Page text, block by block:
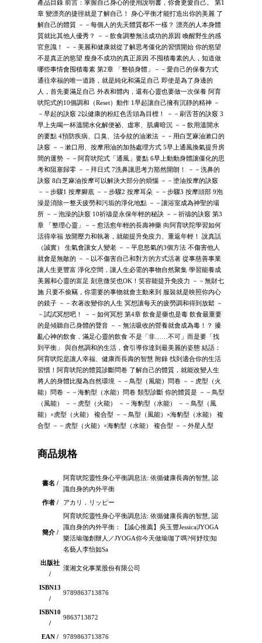
產品目錄 前言：掌握自己身心的使用說明書，你會更愛自己。 第1
章 變漂亮的捷徑就是了解自己！ 身心平衡才能打造出你的美麗 了
解自己的體質 －－每個人的先天體質都不一樣？ 漂亮的人本身體
質就比其他人優秀？ －－飲食調整無法成功的原因 喚醒野生的感
官意識！ －－美麗和健康就從了解思考僵化的習慣開始 你的慾望
不是真正的慾望 瘦身不成功的真正原因 不囤積毒素的人，知道做
哪些事情會囤積毒素 第2章 「整頓身體」－－愛自己的保養方式
通往幸福的唯一道路，就是純化和滿足自己 即使是為了身邊的
人，首先要滿足自己 外表和體內，還有心靈也要做一次保養 阿育
吠陀式的10個調和（Reset）動作 1早起讓自己擁有沉靜的精神 －
－早起的訣竅 2以健康的粉紅色舌頭為目標！ －－刷舌苔的訣竅 3
早上先喝一杯溫開水化解便祕、虛寒、肌膚暗沉 －－飲用溫開水
的要點 4預防疾病、口臭、法令紋的油漱法 －－用白芝麻油漱口的
訣竅 －－漱口用、按摩用油的加熱處理方式 5早上通風換氣提升房
間的運勢 －－阿育吠陀式「通風」要點 6早上動動身體讓僵化的思
考和阻塞歸零 －－拜日式 7洗鼻讓思考力豁然開朗！ －－洗鼻的
訣竅 8白芝麻油按摩可以解決大部分的煩惱 －－塗油按摩的訣竅
－－步驟1 按摩腳底 －－步驟2 按摩耳朵 －－步驟3 按摩頭部 9泡
澡是消除一整天疲勞和污垢的淨化地點 －－讓浴室成為神聖的場
所 －－泡澡的訣竅 10祈禱是永保年輕的秘訣 －－祈禱的訣竅 第3
章 「整理心靈」－－愈活愈年輕的長壽神藥 向阿育吠陀學習如何
活得幸福 放開壓力和執著，就能提升免疫力、重返年輕！ 說真話
（誠實） 生氣會讓女人變老 －－平息怒氣的3個方法 不傷害他人
就會是無敵的 －－以不傷害自己和對方的方式活著 從事慈善事業
讓人生更豐富 淨化空間，讓人生必需的事物自然聚集 學習能養成
美麗和心靈的富足 刻意微笑也OK！笑容能提升免疫力 －－無財七
施 只要不偷竊，你需要的事物就會主動來到 服裝就是映照你內心
的鏡子 －－衣著改變你的人生 冥想讓每天的疲勞調和得到放鬆 －
－試試冥想吧！ －－如何冥想 第4章 飲食是藥也是毒 飲食最重要
的是傾聽自己身體的聲音 －－無法吸收的營養就會成為毒！？ 擾
亂心神的飲食．滿足心靈的飲食 不是「非……不可」而是要「找
到平衡」 與自然調和的生活，會引導你達到最美麗的姿態 結語：
阿育吠陀是讓人幸福、健康而長壽的智慧 附錄 找到適合你的生活
習慣！阿育吠陀的體質診斷問卷 了解自己的體質，就能改變人生
將人的身體比擬為自然環境 －－鳥型（風能）問卷 －－虎型（火
能）問卷 －－海豹型（水能）問卷 類型診斷 你的體質是 －－鳥型
（風能） －－虎型（火能） －－海豹型（水能） －－鳥型（風
能）×虎型（火能） 複合型 －－鳥型（風能）×海豹型（水能） 複
合型 －－虎型（火能）×海豹型（水能） 複合型 －－外星人型
商品規格
書名 /
阿育吠陀靈性身心平衡調息法: 依循健康長壽的智慧, 認
識自身的內外平衡
作者 /
アカリ．リッピー
簡介 /
阿育吠陀靈性身心平衡調息法: 依循健康長壽的智慧, 認
識自身的內外平衡：【誠心推薦】吳玉豐Jessica|JYOGA
樂活瑜珈創辦人／JYOGA你今天做瑜珈了嗎?何妤玟|知
名藝人李怡如Sa
出版社
/
漢湘文化事業股份有限公司
ISBN13
/
9789863713876
ISBN10
/
9863713872
EAN / 9789863713876